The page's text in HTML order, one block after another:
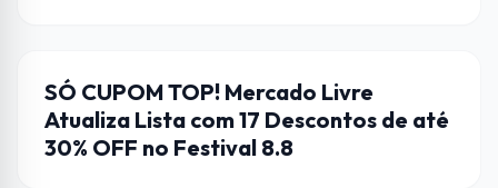
CUPONS DE DESCONTO
SÓ CUPOM TOP! Mercado Livre
Atualiza Lista com 17 Descontos de até
30% OFF no Festival 8.8